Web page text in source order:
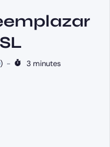
) - 3 minutes